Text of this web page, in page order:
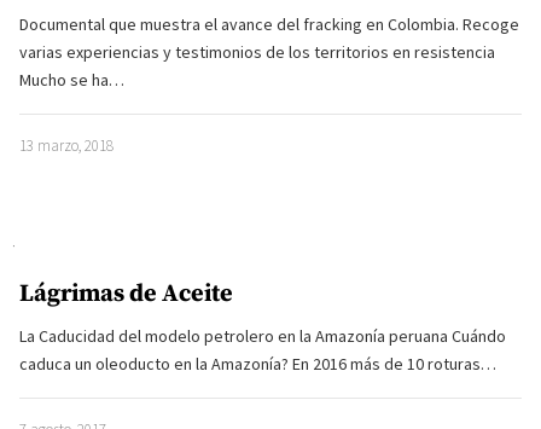
Documental que muestra el avance del fracking en Colombia. Recoge
varias experiencias y testimonios de los territorios en resistencia
Mucho se ha…
13 marzo, 2018
Lágrimas de Aceite
La Caducidad del modelo petrolero en la Amazonía peruana Cuándo
caduca un oleoducto en la Amazonía? En 2016 más de 10 roturas…